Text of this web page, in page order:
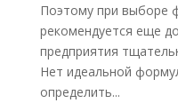
Поэтому при выборе
рекомендуется еще
предприятия
Нет идеальной
определить...